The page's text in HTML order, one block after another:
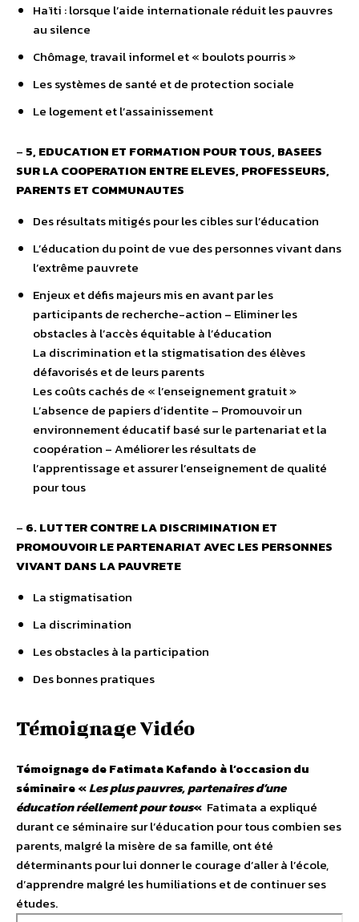
Haïti : lorsque l’aide internationale réduit les pauvres
au silence
Chômage, travail informel et « boulots pourris »
Les systèmes de santé et de protection sociale
Le logement et l’assainissement
– 5, EDUCATION ET FORMATION POUR TOUS, BASEES
SUR LA COOPERATION ENTRE ELEVES, PROFESSEURS,
PARENTS ET COMMUNAUTES
Des résultats mitigés pour les cibles sur l’éducation
L’éducation du point de vue des personnes vivant dans
l’extrême pauvrete
Enjeux et défis majeurs mis en avant par les
participants de recherche-action – Eliminer les
obstacles à l’accès équitable à l’éducation
La discrimination et la stigmatisation des élèves
défavorisés et de leurs parents
Les coûts cachés de « l’enseignement gratuit »
L’absence de papiers d’identite – Promouvoir un
environnement éducatif basé sur le partenariat et la
coopération – Améliorer les résultats de
l’apprentissage et assurer l’enseignement de qualité
pour tous
– 6. LUTTER CONTRE LA DISCRIMINATION ET
PROMOUVOIR LE PARTENARIAT AVEC LES PERSONNES
VIVANT DANS LA PAUVRETE
La stigmatisation
La discrimination
Les obstacles à la participation
Des bonnes pratiques
Témoignage Vidéo
Témoignage de Fatimata Kafando à l’occasion du
séminaire «Les plus pauvres, partenaires d’une
éducation réellement pour tous« Fatimata a expliqué
durant ce séminaire sur l’éducation pour tous combien ses
parents, malgré la misère de sa famille, ont été
déterminants pour lui donner le courage d’aller à l’école,
d’apprendre malgré les humiliations et de continuer ses
études.